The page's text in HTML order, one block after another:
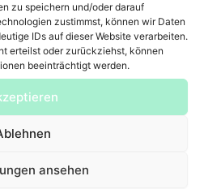
zu speichern und/oder darauf
zustimmst, können wir Daten
IDs auf dieser Website verarbeiten.
erteilst oder zurückziehst, können
beeinträchtigt werden.
ansehen
gelten für Verträge über die
Hotelzimmern sowie alle
Leistungen und
Abweichende AGB des Kunden
Doppel- und Mehrbettzimmer in